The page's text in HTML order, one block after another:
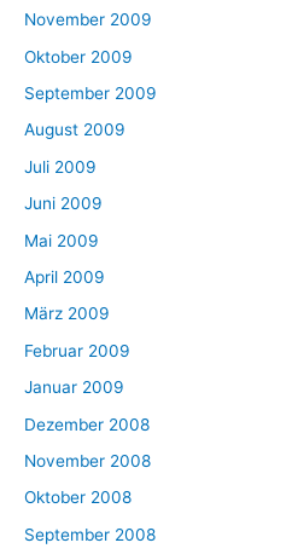
November 2009
Oktober 2009
September 2009
August 2009
Juli 2009
Juni 2009
Mai 2009
April 2009
März 2009
Februar 2009
Januar 2009
Dezember 2008
November 2008
Oktober 2008
September 2008